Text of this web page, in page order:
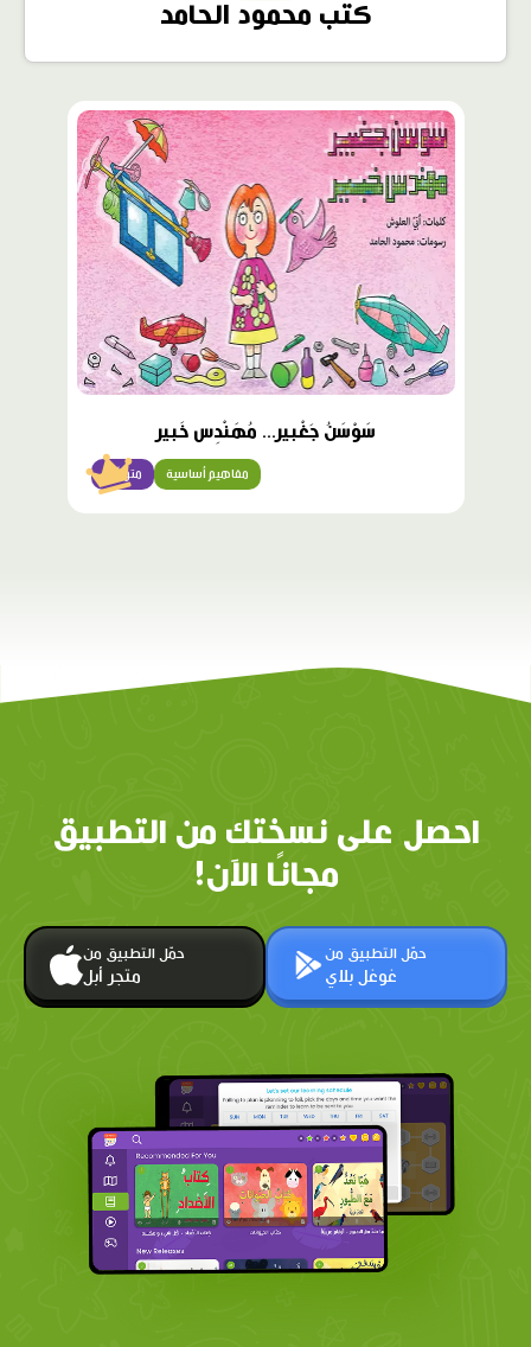
كتب محمود الحامد
محتوى
مميّز
سَوْسَنُ جَغْبير... مُهَنْدِس خَبير
متوسّط مفاهيم أساسية
احصل على نسختك من التطبيق
مجانًا الآن!
حمّل التطبيق من
متجر أبل
حمّل التطبيق من
غوغل بلاي